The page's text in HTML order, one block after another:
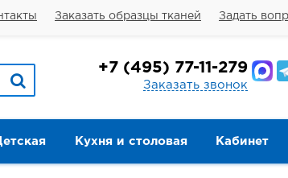
Заказать образцы тканей Задать
+7 (495) 77-11-279
Заказать звонок
Кухня и столовая Кабинет